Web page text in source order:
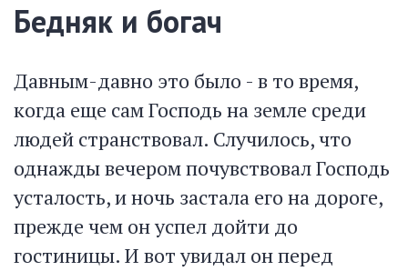
Бедняк и богач
Давным-давно это было - в то время,
когда еще сам Господь на земле среди
людей странствовал. Случилось, что
однажды вечером почувствовал Господь
усталость, и ночь застала его на дороге,
прежде чем он успел дойти до
гостиницы. И вот увидал он перед